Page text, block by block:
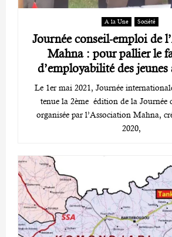
A la Une Société
Journée conseil-emploi de
Mahna : pour pallier le
d’employabilité des
Le 1er mai 2021, Journée
tenue la 2ème édition de la Journée
organisée par l’Association Mahna,
2020,